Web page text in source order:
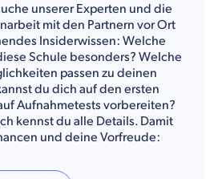
unserer Experten und die
mit den Partnern vor Ort
Insiderwissen: Welche
Schule besonders? Welche
passen zu deinen
du dich auf den ersten
Aufnahmetests vorbereiten?
kennst du alle Details. Damit
und deine Vorfreude: